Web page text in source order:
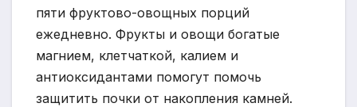
пяти фруктово-овощных порций
ежедневно. Фрукты и овощи богатые
магнием, клетчаткой, калием и
антиоксидантами помогут помочь
защитить почки от накопления камней.